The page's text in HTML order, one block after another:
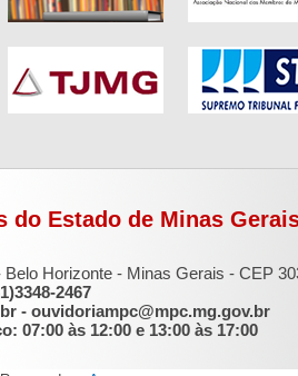
do Estado de Minas
Horizonte - Minas Gerais - CEP
2467
- ouvidoriampc@mpc.mg.gov.br
07:00 às 12:00 e 13:00 às 17:00